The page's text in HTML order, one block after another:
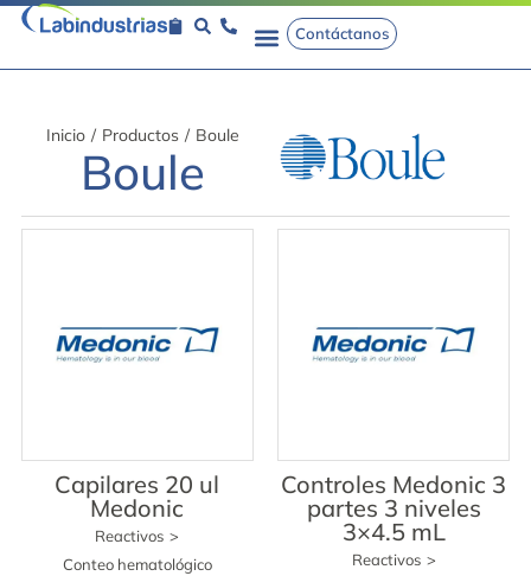
Contáctanos
Inicio / Productos / Boule
Boule
Capilares 20 ul
Medonic
Reactivos >
Conteo hematológico
Controles Medonic 3
partes 3 niveles
3×4.5 mL
Reactivos >